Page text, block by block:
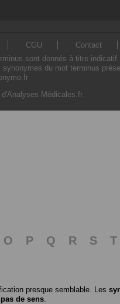
CGU Contact
sont donnés à titre
du mot terminus
d'Analyses Médicales.fr
O P Q R S T
presque semblable. Les
de sens